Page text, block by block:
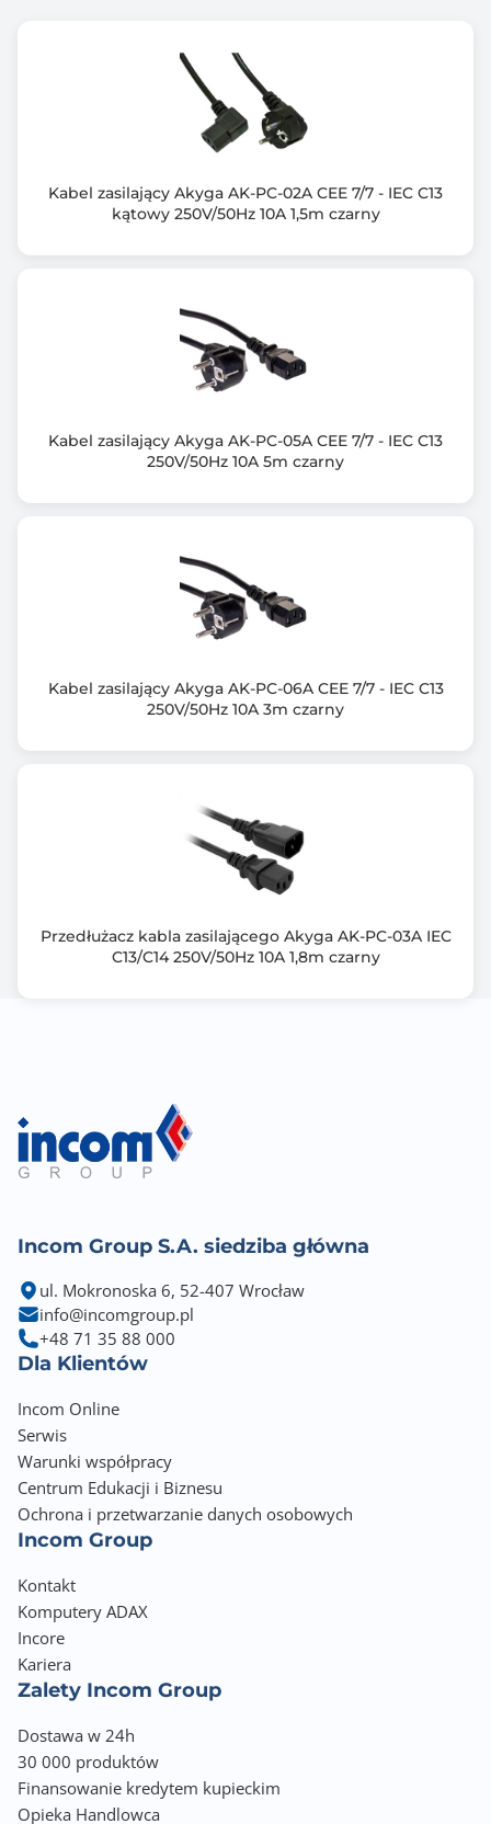
Kabel zasilający Akyga AK-PC-02A CEE 7/7 - IEC C13
kątowy 250V/50Hz 10A 1,5m czarny
Kabel zasilający Akyga AK-PC-05A CEE 7/7 - IEC C13
250V/50Hz 10A 5m czarny
Kabel zasilający Akyga AK-PC-06A CEE 7/7 - IEC C13
250V/50Hz 10A 3m czarny
Przedłużacz kabla zasilającego Akyga AK-PC-03A IEC
C13/C14 250V/50Hz 10A 1,8m czarny
Incom Group S.A. siedziba główna
ul. Mokronoska 6, 52-407 Wrocław
info@incomgroup.pl
+48 71 35 88 000
Dla Klientów
Incom Online
Serwis
Warunki współpracy
Centrum Edukacji i Biznesu
Ochrona i przetwarzanie danych osobowych
Incom Group
Kontakt
Komputery ADAX
Incore
Kariera
Zalety Incom Group
Dostawa w 24h
30 000 produktów
Finansowanie kredytem kupieckim
Opieka Handlowca